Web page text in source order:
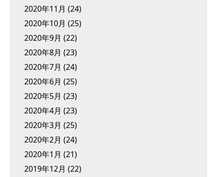
2020年11月 (24)
2020年10月 (25)
2020年9月 (22)
2020年8月 (23)
2020年7月 (24)
2020年6月 (25)
2020年5月 (23)
2020年4月 (23)
2020年3月 (25)
2020年2月 (24)
2020年1月 (21)
2019年12月 (22)